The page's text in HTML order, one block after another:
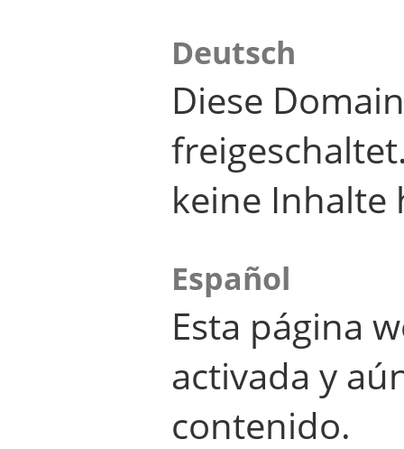
Deutsch
Diese
keine Inhalte
Español
Esta página
activada y
contenido.